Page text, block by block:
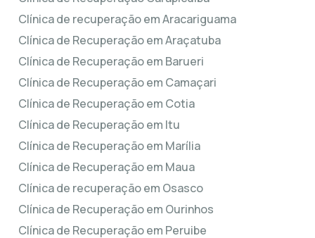
Clínica de recuperação em Aracariguama
Clínica de Recuperação em Araçatuba
Clínica de Recuperação em Barueri
Clínica de Recuperação em Camaçari
Clínica de Recuperação em Cotia
Clínica de Recuperação em Itu
Clínica de Recuperação em Marília
Clínica de Recuperação em Maua
Clínica de recuperação em Osasco
Clínica de Recuperação em Ourinhos
Clínica de Recuperação em Peruibe